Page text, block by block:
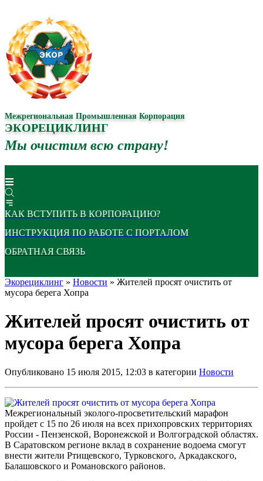
Межрегиональная Промышленная Корпорация
ЭКОРЕЦИКЛИНГ
Мы очистим всю страну!
КАК ВСТУПИТЬ В КОРПОРАЦИЮ?
ИНСТРУКЦИЯ ПО РАБОТЕ С ПОРТАЛОМ
ОБРАТНАЯ СВЯЗЬ
Экорециклинг » Новости » Жителей просят очистить от
мусора берега Хопра
Жителей просят очистить от
мусора берега Хопра
Опубликовано 15 июля 2015, 12:03 в категории Новости
Межрегиональный эколого-просветительский марафон
пройдет с 15 по 26 июля на всех прихопровских территориях
России - Пензенской, Воронежской и Волгоградской областях.
В Саратовском регионе вклад в сохранение водоема смогут
внести жители Ртищевского, Турковского, Аркадакского,
Балашовского и Романовского районов.